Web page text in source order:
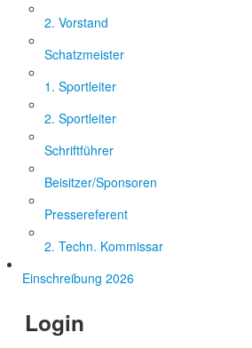
2. Vorstand
Schatzmeister
1. Sportleiter
2. Sportleiter
Schriftführer
Beisitzer/Sponsoren
Pressereferent
2. Techn. Kommissar
Einschreibung 2026
Login